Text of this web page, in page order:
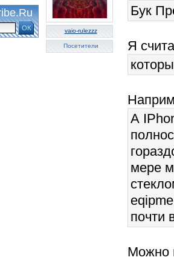
vaio-rulezzz
Посетители
Бук
Я
А
мере
почти
Можно
ОК